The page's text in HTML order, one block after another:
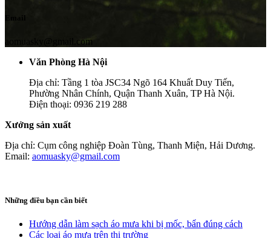
Email
aomuasky@gmail.com
Văn Phòng Hà Nội
Địa chỉ: Tầng 1 tòa JSC34 Ngõ 164 Khuất Duy Tiến,
Phường Nhân Chính, Quận Thanh Xuân, TP Hà Nội.
Điện thoại: 0936 219 288
Xưởng sản xuất
Địa chỉ: Cụm công nghiệp Đoàn Tùng, Thanh Miện, Hải Dương.
Email: aomuasky@gmail.com
Những điều bạn cần biết
Hướng dẫn làm sạch áo mưa khi bị mốc, bẩn đúng cách
Các loại áo mưa trên thị trường